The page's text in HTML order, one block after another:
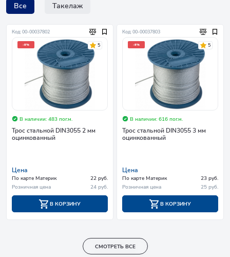
Все Такелаж
Код: 00-00037802
-8% 5
В наличии: 483 пог.м.
Трос стальной DIN3055 2 мм
оцинкованный
Цена
По карте Материк
22 руб.
Розничная цена
24 руб.
В КОРЗИНУ
Код: 00-00037803
-8% 5
В наличии: 616 пог.м.
Трос стальной DIN3055 3 мм
оцинкованный
Цена
По карте Материк
23 руб.
Розничная цена
25 руб.
В КОРЗИНУ
СМОТРЕТЬ ВСЕ